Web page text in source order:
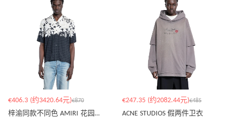
€406.3 (约3420.64元)€870
梓渝同款不同色 AMIRI 花园露营衬衫
€247.35 (约2082.44元)€485
ACNE STUDIOS 假两件卫衣